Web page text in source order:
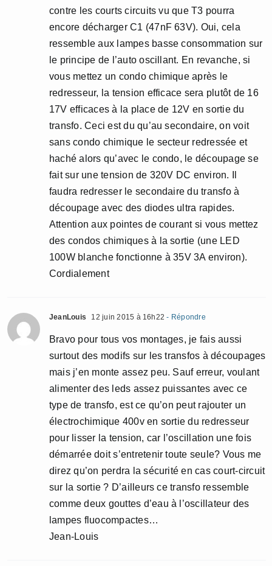
contre les courts circuits vu que T3 pourra
encore décharger C1 (47nF 63V). Oui, cela
ressemble aux lampes basse consommation sur
le principe de l’auto oscillant. En revanche, si
vous mettez un condo chimique après le
redresseur, la tension efficace sera plutôt de 16
17V efficaces à la place de 12V en sortie du
transfo. Ceci est du qu’au secondaire, on voit
sans condo chimique le secteur redressée et
haché alors qu’avec le condo, le découpage se
fait sur une tension de 320V DC environ. Il
faudra redresser le secondaire du transfo à
découpage avec des diodes ultra rapides.
Attention aux pointes de courant si vous mettez
des condos chimiques à la sortie (une LED
100W blanche fonctionne à 35V 3A environ).
Cordialement
JeanLouis 12 juin 2015 à 16h22 - Répondre
Bravo pour tous vos montages, je fais aussi
surtout des modifs sur les transfos à découpages
mais j’en monte assez peu. Sauf erreur, voulant
alimenter des leds assez puissantes avec ce
type de transfo, est ce qu’on peut rajouter un
électrochimique 400v en sortie du redresseur
pour lisser la tension, car l’oscillation une fois
démarrée doit s’entretenir toute seule? Vous me
direz qu’on perdra la sécurité en cas court-circuit
sur la sortie ? D’ailleurs ce transfo ressemble
comme deux gouttes d’eau à l’oscillateur des
lampes fluocompactes…
Jean-Louis